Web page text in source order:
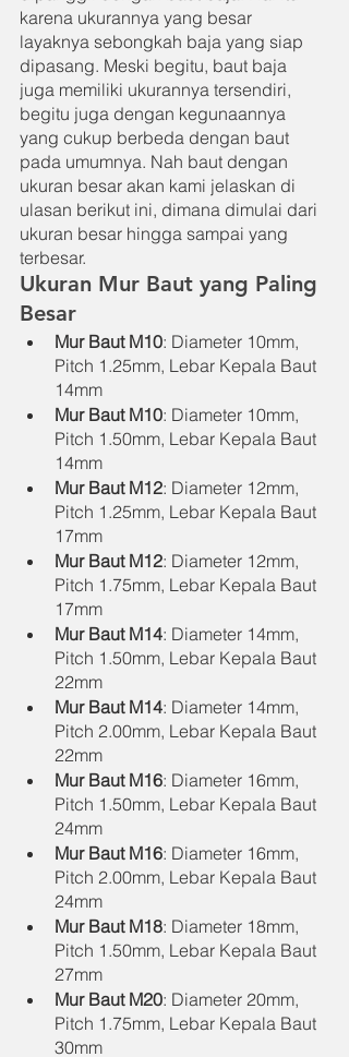
karena ukurannya yang besar
layaknya sebongkah baja yang siap
dipasang. Meski begitu, baut baja
juga memiliki ukurannya tersendiri,
begitu juga dengan kegunaannya
yang cukup berbeda dengan baut
pada umumnya. Nah baut dengan
ukuran besar akan kami jelaskan di
ulasan berikut ini, dimana dimulai dari
ukuran besar hingga sampai yang
terbesar.
Ukuran Mur Baut yang Paling
Besar
Mur Baut M10: Diameter 10mm,
Pitch 1.25mm, Lebar Kepala Baut
14mm
Mur Baut M10: Diameter 10mm,
Pitch 1.50mm, Lebar Kepala Baut
14mm
Mur Baut M12: Diameter 12mm,
Pitch 1.25mm, Lebar Kepala Baut
17mm
Mur Baut M12: Diameter 12mm,
Pitch 1.75mm, Lebar Kepala Baut
17mm
Mur Baut M14: Diameter 14mm,
Pitch 1.50mm, Lebar Kepala Baut
22mm
Mur Baut M14: Diameter 14mm,
Pitch 2.00mm, Lebar Kepala Baut
22mm
Mur Baut M16: Diameter 16mm,
Pitch 1.50mm, Lebar Kepala Baut
24mm
Mur Baut M16: Diameter 16mm,
Pitch 2.00mm, Lebar Kepala Baut
24mm
Mur Baut M18: Diameter 18mm,
Pitch 1.50mm, Lebar Kepala Baut
27mm
Mur Baut M20: Diameter 20mm,
Pitch 1.75mm, Lebar Kepala Baut
30mm